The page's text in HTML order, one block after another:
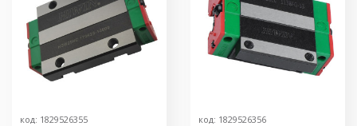
код: 1829526355
код: 1829526356